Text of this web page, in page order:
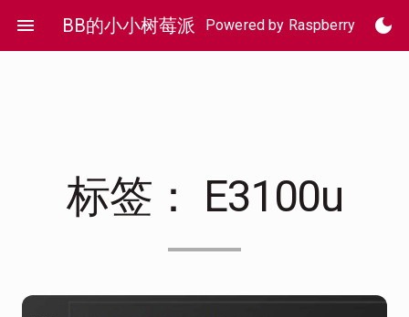
content
menu BB的小小树莓派 Powered by Raspberry Pi 4dark_mode
标签： E3100u